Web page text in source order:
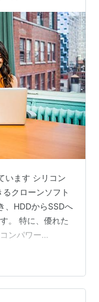
います シリコン
クローンソフト
、HDDからSSDへ
。 特に、優れた
ンパワー
を新しく購入し
行」です。OSや
いSSDに丸ごと